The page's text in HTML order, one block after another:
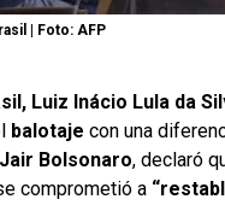
| Foto: AFP
Luiz Inácio Lula da
balotaje con una
Jair Bolsonaro, declaró
comprometió a